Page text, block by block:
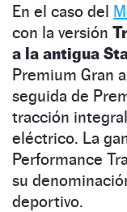
En el caso del
con la versión
a la antigua
Premium Gran
seguida de
tracción
eléctrico. La
Performance
su
deportivo.